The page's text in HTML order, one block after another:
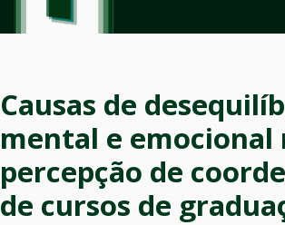
Causas de
mental e emocional
percepção de
de cursos de